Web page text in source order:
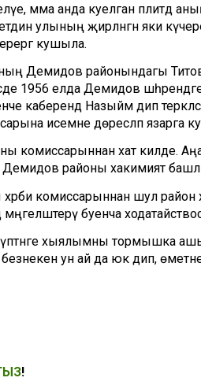
әмма анда куелган плитәдә
улының җирләнгән яки
кушыла.
Демидов районындагы
1956 елда Демидов
каберендә Назыйм дип
исемне дөресләп язарга
хат килде.
Демидов районы хакимият
комиссарыннан шул район
мәңгеләштерү буенча
хыялымны тормышка
ә безнекенә ун ай да юк дип,
!